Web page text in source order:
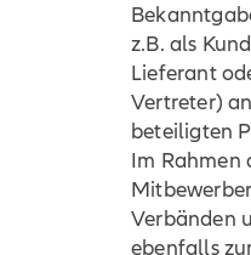
z.B. als
Lieferant
Vertreter)
beteiligten
Im Rahmen
Verbänden
ebenfalls